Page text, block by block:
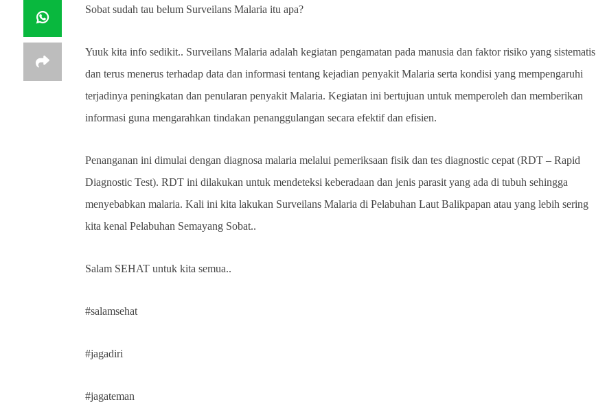
Sobat sudah tau belum Surveilans Malaria itu apa?
Yuuk kita info sedikit.. Surveilans Malaria adalah kegiatan pengamatan pada manusia dan faktor risiko yang sistematis
dan terus menerus terhadap data dan informasi tentang kejadian penyakit Malaria serta kondisi yang mempengaruhi
terjadinya peningkatan dan penularan penyakit Malaria. Kegiatan ini bertujuan untuk memperoleh dan memberikan
informasi guna mengarahkan tindakan penanggulangan secara efektif dan efisien.
Penanganan ini dimulai dengan diagnosa malaria melalui pemeriksaan fisik dan tes diagnostic cepat (RDT – Rapid
Diagnostic Test). RDT ini dilakukan untuk mendeteksi keberadaan dan jenis parasit yang ada di tubuh sehingga
menyebabkan malaria. Kali ini kita lakukan Surveilans Malaria di Pelabuhan Laut Balikpapan atau yang lebih sering
kita kenal Pelabuhan Semayang Sobat..
Salam SEHAT untuk kita semua..
#salamsehat
#jagadiri
#jagateman